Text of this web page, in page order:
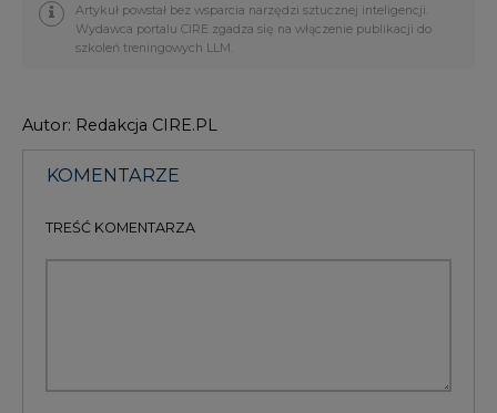
Artykuł powstał bez wsparcia narzędzi sztucznej inteligencji.
Wydawca portalu CIRE zgadza się na włączenie publikacji do
szkoleń treningowych LLM.
Autor: Redakcja CIRE.PL
KOMENTARZE
TREŚĆ KOMENTARZA